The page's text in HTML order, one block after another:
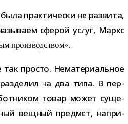
была прак­ти­че­ски не раз­вита,
сфе­рой услуг, Маркс
про­из­вод­ством».
так про­сто. Нематериальное
на два типа. В пер­
товар может суще­
вещ­ный пред­мет, напри­